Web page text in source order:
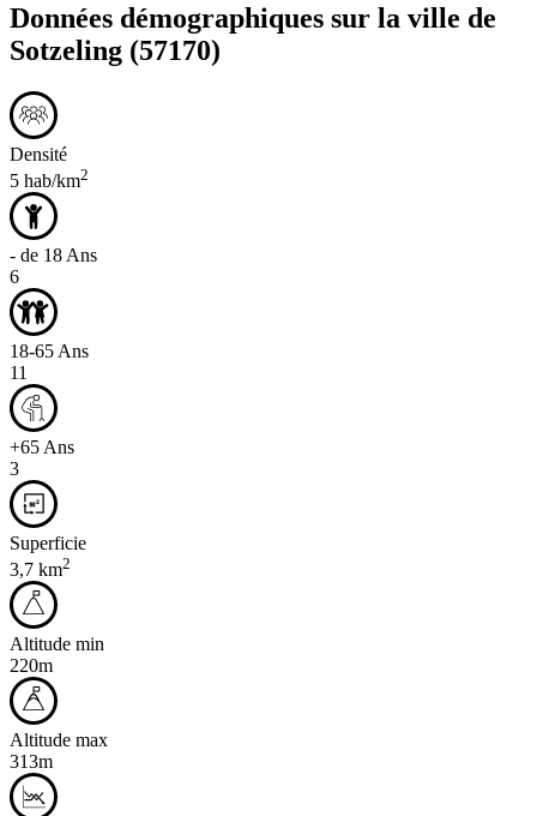
Données démographiques sur la ville de
Sotzeling (57170)
Densité
5 hab/km2
- de 18 Ans
6
18-65 Ans
11
+65 Ans
3
Superficie
3,7 km2
Altitude min
220m
Altitude max
313m